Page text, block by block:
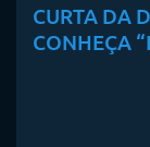
CURTA DA
CONHEÇA